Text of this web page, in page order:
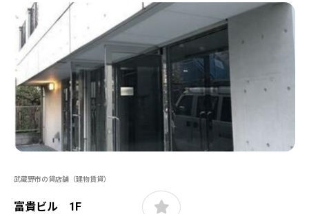
武蔵野市の貸店舗（建物賃貸）
富貴ビル 1F